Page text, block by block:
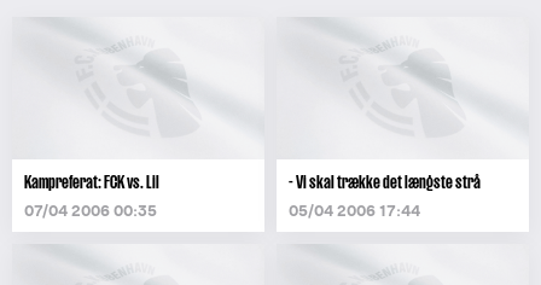
Kampreferat: FCK vs. Lil
07/04 2006 00:35
- Vi skal trække det længste strå
05/04 2006 17:44